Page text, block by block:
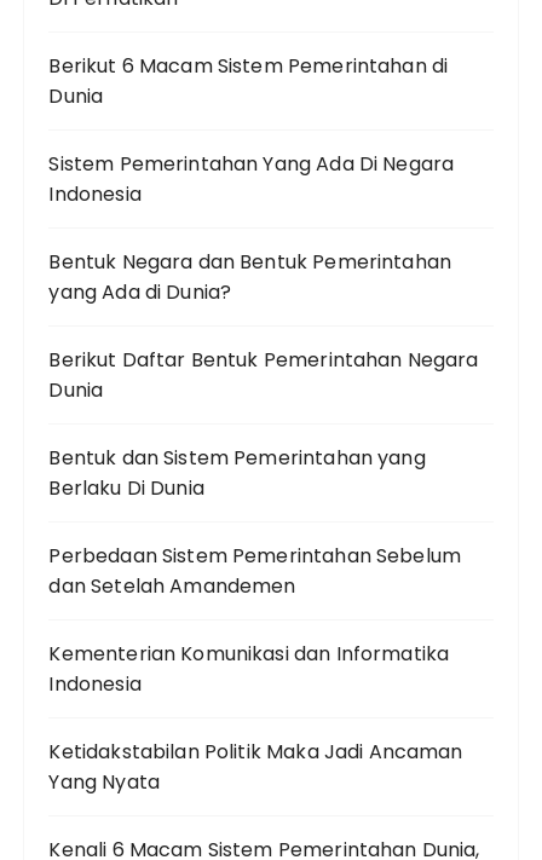
Berikut 6 Macam Sistem Pemerintahan di
Dunia
Sistem Pemerintahan Yang Ada Di Negara
Indonesia
Bentuk Negara dan Bentuk Pemerintahan
yang Ada di Dunia?
Berikut Daftar Bentuk Pemerintahan Negara
Dunia
Bentuk dan Sistem Pemerintahan yang
Berlaku Di Dunia
Perbedaan Sistem Pemerintahan Sebelum
dan Setelah Amandemen
Kementerian Komunikasi dan Informatika
Indonesia
Ketidakstabilan Politik Maka Jadi Ancaman
Yang Nyata
Kenali 6 Macam Sistem Pemerintahan Dunia,